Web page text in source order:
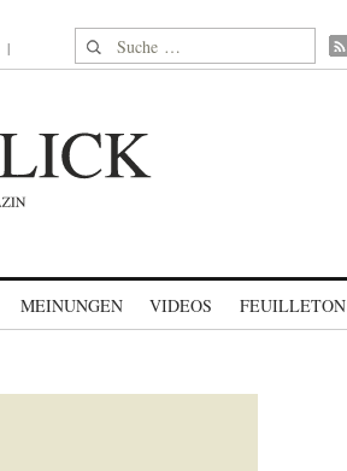
Suche nach:
MEINUNGEN VIDEOS FEUILLETON